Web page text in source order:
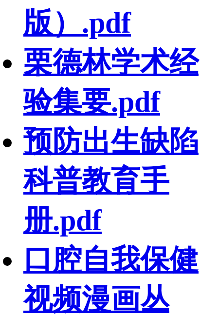
版）.pdf
栗德林学术经
验集要.pdf
预防出生缺陷
科普教育手
册.pdf
口腔自我保健
视频漫画丛